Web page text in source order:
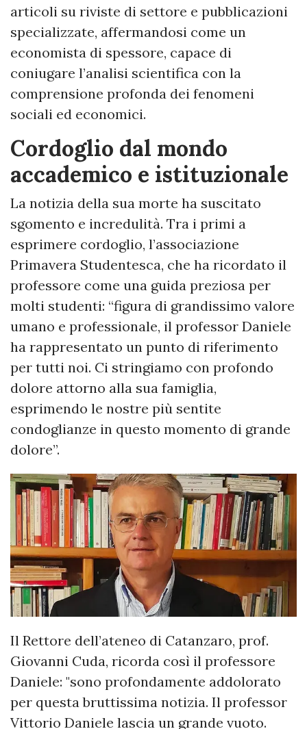
articoli su riviste di settore e pubblicazioni
specializzate, affermandosi come un
economista di spessore, capace di
coniugare l’analisi scientifica con la
comprensione profonda dei fenomeni
sociali ed economici.
Cordoglio dal mondo
accademico e istituzionale
La notizia della sua morte ha suscitato
sgomento e incredulità. Tra i primi a
esprimere cordoglio, l’associazione
Primavera Studentesca, che ha ricordato il
professore come una guida preziosa per
molti studenti: “figura di grandissimo valore
umano e professionale, il professor Daniele
ha rappresentato un punto di riferimento
per tutti noi. Ci stringiamo con profondo
dolore attorno alla sua famiglia,
esprimendo le nostre più sentite
condoglianze in questo momento di grande
dolore”.
Il Rettore dell’ateneo di Catanzaro, prof.
Giovanni Cuda, ricorda così il professore
Daniele: "sono profondamente addolorato
per questa bruttissima notizia. Il professor
Vittorio Daniele lascia un grande vuoto.